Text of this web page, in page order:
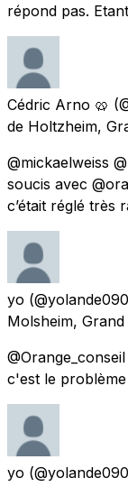
répond pas.
Cédric Arno 🥨
de Holtzheim,
@mickaelweiss
soucis avec
c’était réglé très
yo
Molsheim, Grand
c'est le
yo